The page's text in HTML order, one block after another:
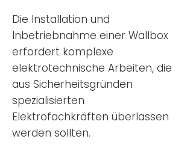
Die Installation und
Inbetriebnahme einer Wallbox
erfordert komplexe
elektrotechnische Arbeiten, die
aus Sicherheitsgründen
spezialisierten
Elektrofachkräften überlassen
werden sollten.